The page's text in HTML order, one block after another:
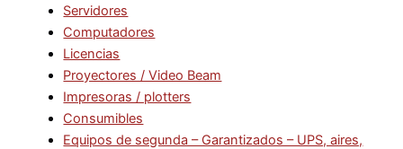
Servidores
Computadores
Licencias
Proyectores / Video Beam
Impresoras / plotters
Consumibles
Equipos de segunda – Garantizados – UPS, aires,